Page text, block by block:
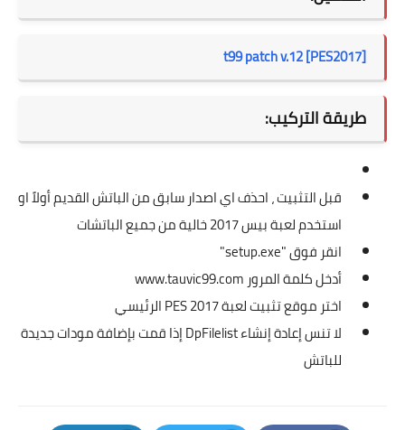
[PES2017] t99 patch v.12
طريقة التركيب:
قبل التثبيت ، احذف اي اصدار سابق من الباتش القديم أولاً او
استخدم لعبة بيس 2017 خالية من جميع الباتشات
انقر فوق "setup.exe"
أدخل كلمة المرور www.tauvic99.com
اختر موقع تثبيت لعبة PES 2017 الرئيسي
لا تنس إعادة إنشاء DpFilelist إذا قمت بإضافة مودات جديدة
للباتش